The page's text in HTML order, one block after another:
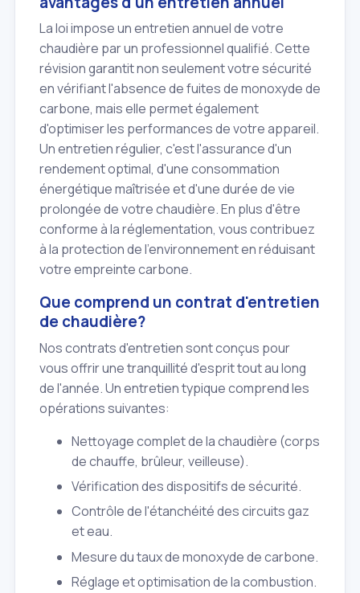
La loi impose un entretien annuel de votre
chaudière par un professionnel qualifié. Cette
révision garantit non seulement votre sécurité
en vérifiant l'absence de fuites de monoxyde de
carbone, mais elle permet également
d'optimiser les performances de votre appareil.
Un entretien régulier, c'est l'assurance d'un
rendement optimal, d'une consommation
énergétique maîtrisée et d'une durée de vie
prolongée de votre chaudière. En plus d'être
conforme à la réglementation, vous contribuez
à la protection de l'environnement en réduisant
votre empreinte carbone.
Que comprend un contrat d'entretien
de chaudière?
Nos contrats d'entretien sont conçus pour
vous offrir une tranquillité d'esprit tout au long
de l'année. Un entretien typique comprend les
opérations suivantes:
Nettoyage complet de la chaudière (corps
de chauffe, brûleur, veilleuse).
Vérification des dispositifs de sécurité.
Contrôle de l'étanchéité des circuits gaz
et eau.
Mesure du taux de monoxyde de carbone.
Réglage et optimisation de la combustion.